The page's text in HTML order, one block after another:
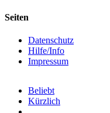
Toggle
Area
Seiten
Datenschutz
Hilfe/Info
Impressum
Beliebt
Kürzlich